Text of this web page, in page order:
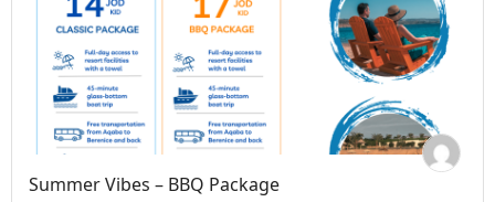
Summer Vibes – BBQ Package